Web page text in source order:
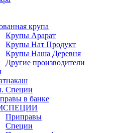
крупа
Крупы Арарат
Крупы Нат Продукт
Крупы Наша Деревня
Другие производители
Специи
в банке
Приправы
Специи